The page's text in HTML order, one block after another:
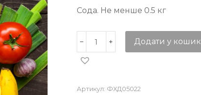
Сода. Не менше 0.5 кг
Додати у кошик
Артикул: ФХД05022